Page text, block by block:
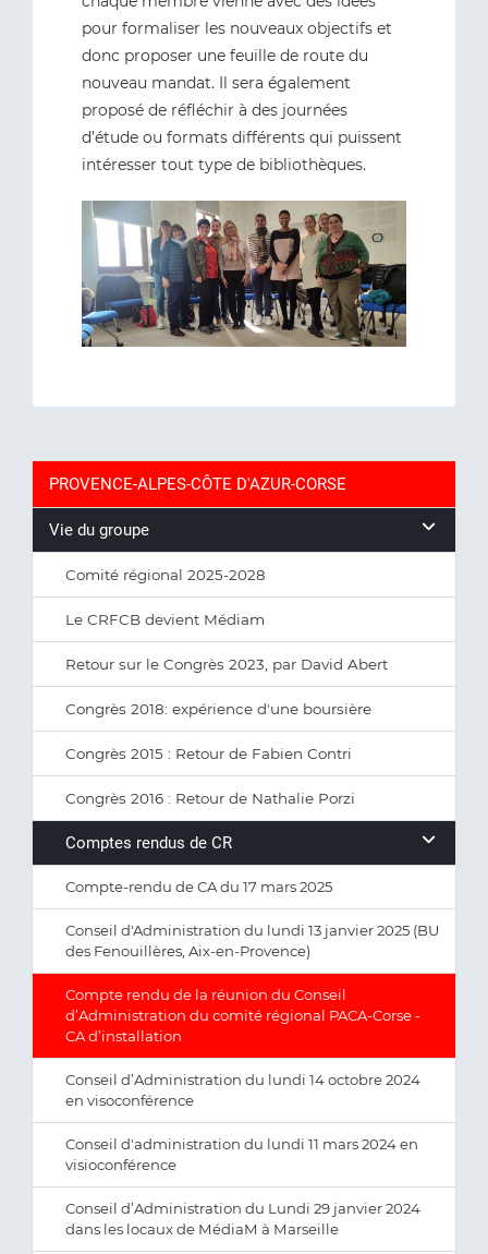
pour formaliser les nouveaux objectifs et
donc proposer une feuille de route du
nouveau mandat. Il sera également
proposé de réfléchir à des journées
d’étude ou formats différents qui puissent
intéresser tout type de bibliothèques.
PROVENCE-ALPES-CÔTE D'AZUR-CORSE
Vie du groupe
Comité régional 2025-2028
Le CRFCB devient Médiam
Retour sur le Congrès 2023, par David Abert
Congrès 2018: expérience d'une boursière
Congrès 2015 : Retour de Fabien Contri
Congrès 2016 : Retour de Nathalie Porzi
Comptes rendus de CR
Compte-rendu de CA du 17 mars 2025
Conseil d'Administration du lundi 13 janvier 2025 (BU
des Fenouillères, Aix-en-Provence)
Compte rendu de la réunion du Conseil
d’Administration du comité régional PACA-Corse -
CA d’installation
Conseil d’Administration du lundi 14 octobre 2024
en visoconférence
Conseil d'administration du lundi 11 mars 2024 en
visioconférence
Conseil d’Administration du Lundi 29 janvier 2024
dans les locaux de MédiaM à Marseille